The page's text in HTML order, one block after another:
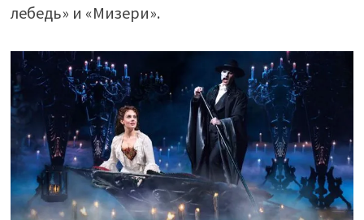
лебедь» и «Мизери».